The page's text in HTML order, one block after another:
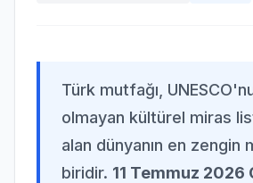
Türk mutfağı,
olmayan kültürel miras
alan dünyanın en zengin
biridir. 11 Temmuz 2026